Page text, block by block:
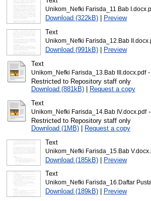
Unikom_Nefki Farisda_11.Bab
Download (322kB)|
Preview
Text
Unikom_Nefki Farisda_12.Bab
Download (991kB)|
Preview
Text
Unikom_Nefki Farisda_13.Bab III.docx.pdf-
Restricted to Repository staff only
Download (881kB)|
Request a copy
Text
Unikom_Nefki Farisda_14.Bab IV.docx.pdf-
Restricted to Repository staff only
Download (1MB)|
Request a copy
Text
Unikom_Nefki Farisda_15.Bab
Download (185kB)| Preview
Text
Unikom_Nefki Farisda_16.Daftar
Download (189kB)|
Preview